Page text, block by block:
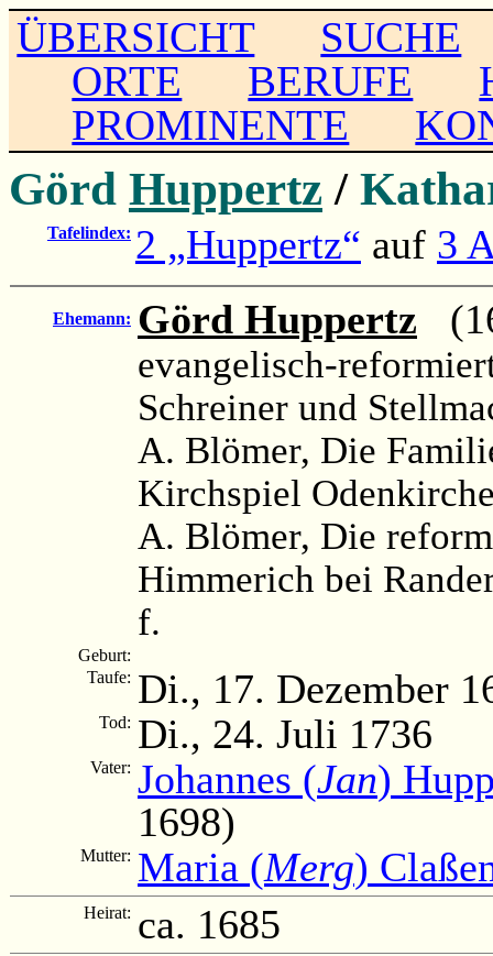
ÜBERSICHT
SUCHE
ORTE
BERUFE
PROMINENTE
Görd Huppertz /
Tafelindex: 2 „Huppertz“ auf 3
Ehemann: Görd Huppertz
evangelisch-
Schreiner und
A. Blömer, Die
Kirchspiel
A. Blömer, Die
Himmerich bei
f.
Geburt:
Taufe: Di., 17. Dezember
Tod: Di., 24. Juli 1736
Vater: Johannes (Jan)
1698)
Mutter: Maria (Merg)
Heirat: ca. 1685